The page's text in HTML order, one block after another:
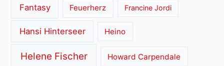
Fantasy Feuerherz Francine Jordi
Hansi Hinterseer Heino
Helene Fischer Howard Carpendale